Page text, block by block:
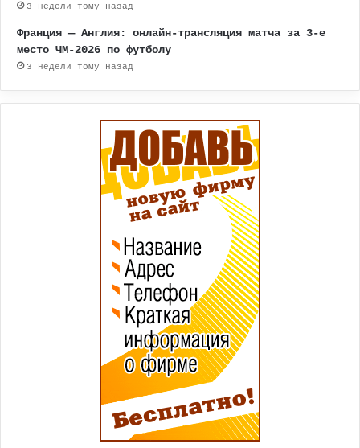
3 недели тому назад
Франция — Англия: онлайн-трансляция матча за 3-е
место ЧМ-2026 по футболу
3 недели тому назад